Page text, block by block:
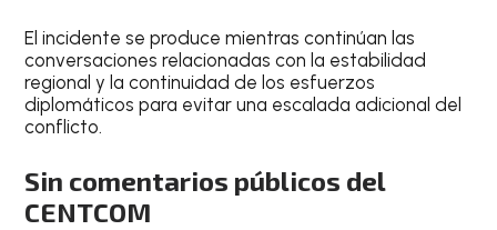
El incidente se produce mientras continúan las
conversaciones relacionadas con la estabilidad
regional y la continuidad de los esfuerzos
diplomáticos para evitar una escalada adicional del
conflicto.
Sin comentarios públicos del
CENTCOM